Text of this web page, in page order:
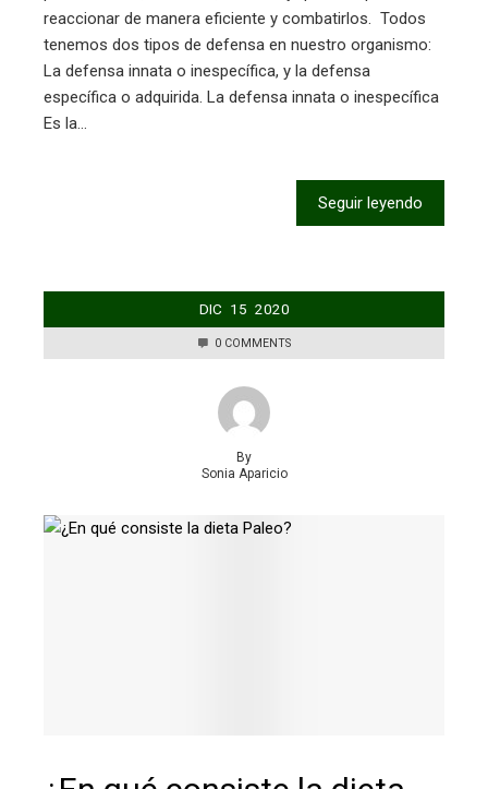
reaccionar de manera eficiente y combatirlos. Todos
tenemos dos tipos de defensa en nuestro organismo:
La defensa innata o inespecífica, y la defensa
específica o adquirida. La defensa innata o inespecífica
Es la…
Seguir leyendo
DIC 15 2020
0 COMMENTS
By
Sonia Aparicio